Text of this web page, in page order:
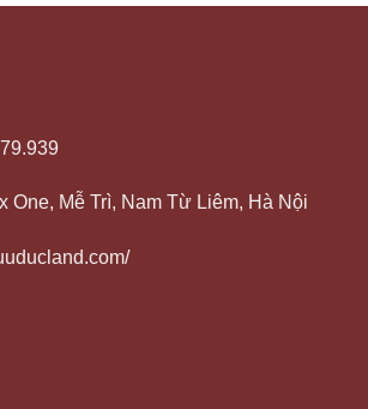
One, Mễ Trì, Nam Từ Liêm, Hà Nội